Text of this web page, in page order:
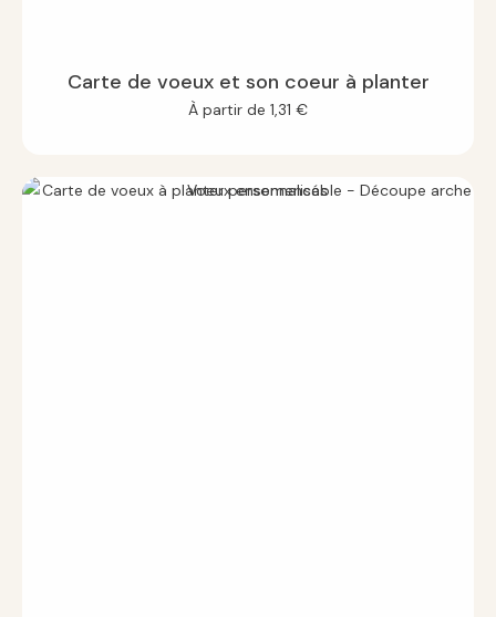
Carte de voeux et son coeur à planter
À partir de 1,31 €